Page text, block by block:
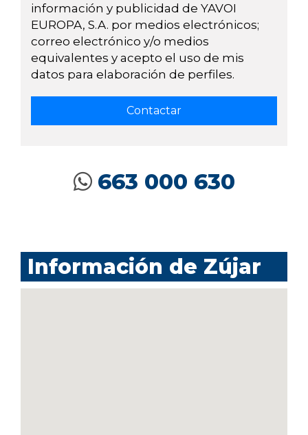
información y publicidad de YAVOI
EUROPA, S.A. por medios electrónicos;
correo electrónico y/o medios
equivalentes y acepto el uso de mis
datos para elaboración de perfiles.
663 000 630
Información de Zújar